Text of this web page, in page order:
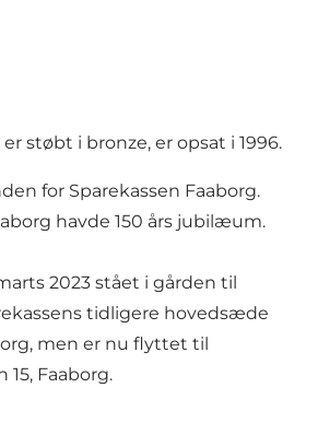
støbt i bronze, er opsat i 1996.
for Sparekassen Faaborg.
havde 150 års jubilæum.
2023 stået i gården til
tidligere hovedsæde
men er nu flyttet til
15, Faaborg.